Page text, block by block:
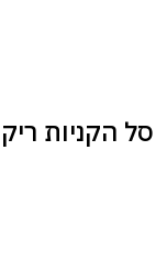
סל הקניות ריק